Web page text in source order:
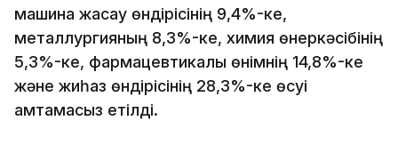
машина жасау өндірісінің 9,4%-ке,
металлургияның 8,3%-ке, химия өнеркәсібінің
5,3%-ке, фармацевтикалық өнімнің 14,8%-ке
және жиһаз өндірісінің 28,3%-ке өсуі
қамтамасыз етілді.